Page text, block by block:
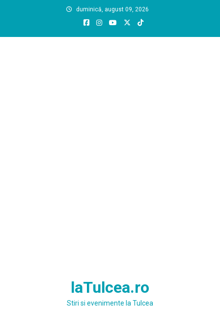
duminică, august 09, 2026
laTulcea.ro
Stiri si evenimente la Tulcea